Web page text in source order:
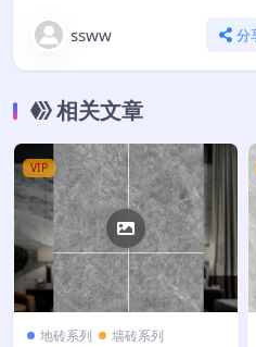
ssww 分
相关文章
VIP
地砖系列 墙砖系列